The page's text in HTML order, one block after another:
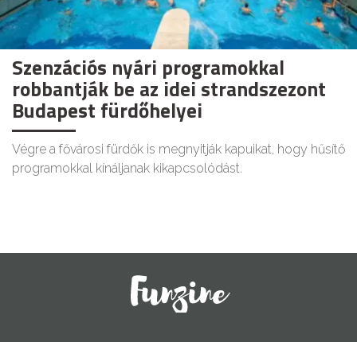
Szenzációs nyári programokkal
robbantják be az idei strandszezont
Budapest fürdőhelyei
Végre a fővárosi fürdők is megnyitják kapuikat, hogy hűsítő
programokkal kínáljanak kikapcsolódást.